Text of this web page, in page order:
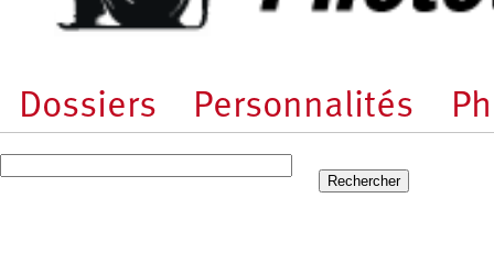
Dossiers Personnalités